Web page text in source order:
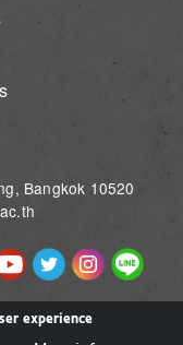
Bangkok 10520
ImageImageImage
experience